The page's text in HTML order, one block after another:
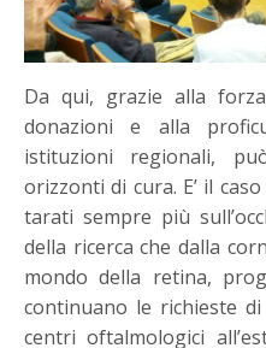
Da qui, grazie alla
donazioni e alla
istituzioni regionali,
orizzonti di cura. E’ il
tarati sempre più
della ricerca che dalla
mondo della retina,
continuano le richieste
centri oftalmologici